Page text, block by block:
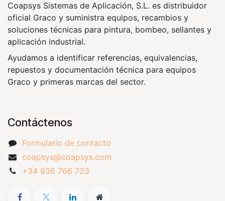
Coapsys Sistemas de Aplicación, S.L. es distribuidor
oficial Graco y suministra equipos, recambios y
soluciones técnicas para pintura, bombeo, sellantes y
aplicación industrial.
Ayudamos a identificar referencias, equivalencias,
repuestos y documentación técnica para equipos
Graco y primeras marcas del sector.
Contáctenos
Formulario de contacto
coapsys@coapsys.com
+34 936 766 723